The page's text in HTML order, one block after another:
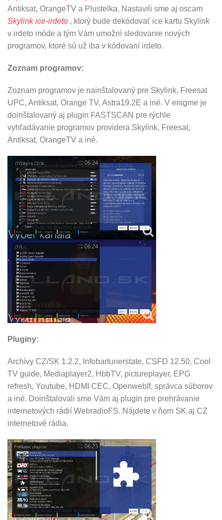
Antiksat, OrangeTV a Plustelka. Nastavili sme aj oscam
Skylink ice-irdeto , ktorý bude dekódovať ice kartu Skylink
v irdeto móde a tým Vám umožní sledovanie nových
programov, ktoré sú už iba v kódovaní irdeto.
Zoznam programov:
Zoznam programov je nainštalovaný pre Skylink, Freesat
UPC, Antiksat, Orange TV, Astra19.2E a iné. V enigme je
doinštalovaný aj plugin FASTSCAN pre rýchle
vyhľadávanie programov providera Skylink, Freesat,
Antiksat, OrangeTV a iné.
Pluginy:
Archívy CZ/SK 1.2.2, Infobartunerstate, CSFD 12.50, Cool
TV guide, Mediaplayer2, HbbTV, pictureplayer, EPG
refresh, Youtube, HDMI CEC, OpenwebIf, správca súborov
a iné. Doinštalovali sme Vám aj plugin pre prehrávanie
internetových rádií WebradioFS. Nájdete v ňom SK aj CZ
internetové rádia.